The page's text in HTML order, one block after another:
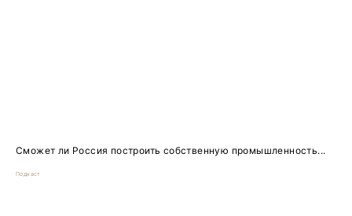
Сможет ли Россия построить собственную промышленность...
Подкаст